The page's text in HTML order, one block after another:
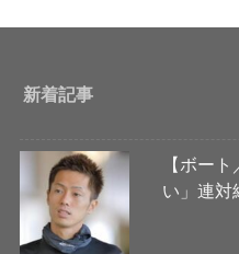
新着記事
【ボー
い」連